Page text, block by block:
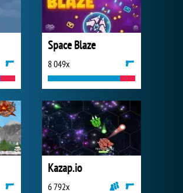
Space Blaze
8 049x
Kazap.io
6 792x